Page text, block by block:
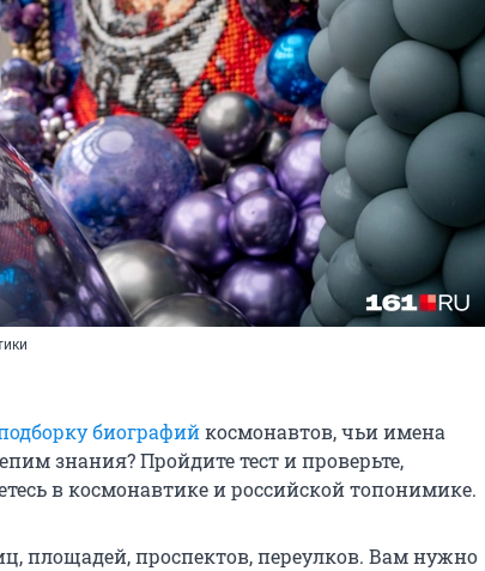
биографийкосмонавтов, чьи имена
знания? Пройдите тест и проверьте,
в космонавтике и российской топонимике.
площадей, проспектов, переулков. Вам нужно